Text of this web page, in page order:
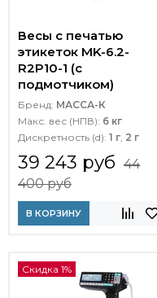
Весы с печатью
этикеток MK-6.2-
R2P10-1 (с
подмотчиком)
Бренд: МАССА-К
Макс. вес (НПВ): 6 кг
Дискретность (d): 1 г, 2 г
39 243 руб 44
400 руб
В КОРЗИНУ
Скидка 1%